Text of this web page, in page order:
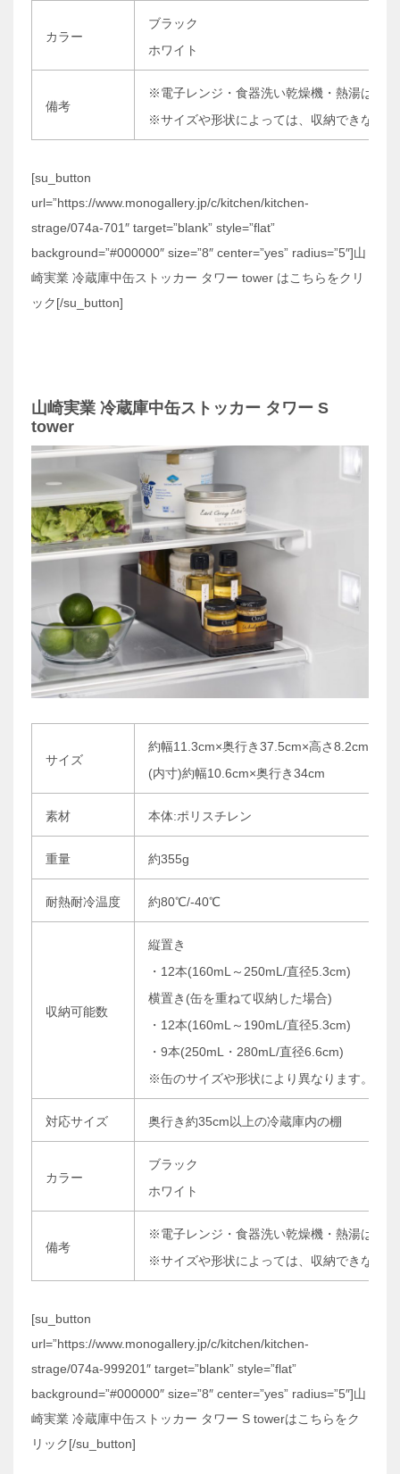
カラー
ブラック
ホワイト
備考
※電子レンジ・食器洗い乾燥機・熱湯は使
※サイズや形状によっては、収納できない
[su_button
url=”https://www.monogallery.jp/c/kitchen/kitchen-
strage/074a-701″ target=”blank” style=”flat”
background=”#000000″ size=”8″ center=”yes” radius=”5″]山
崎実業 冷蔵庫中缶ストッカー タワー tower はこちらをクリ
ック[/su_button]
山崎実業 冷蔵庫中缶ストッカー タワー S
tower
サイズ
約幅11.3cm×奥行き37.5cm×高さ8.2cm
(内寸)約幅10.6cm×奥行き34cm
素材 本体:ポリスチレン
重量 約355g
耐熱耐冷温度 約80℃/-40℃
収納可能数
縦置き
・12本(160mL～250mL/直径5.3cm)
横置き(缶を重ねて収納した場合)
・12本(160mL～190mL/直径5.3cm)
・9本(250mL・280mL/直径6.6cm)
※缶のサイズや形状により異なります。
対応サイズ 奥行き約35cm以上の冷蔵庫内の棚
カラー
ブラック
ホワイト
備考
※電子レンジ・食器洗い乾燥機・熱湯は使
※サイズや形状によっては、収納できない
[su_button
url=”https://www.monogallery.jp/c/kitchen/kitchen-
strage/074a-999201″ target=”blank” style=”flat”
background=”#000000″ size=”8″ center=”yes” radius=”5″]山
崎実業 冷蔵庫中缶ストッカー タワー S towerはこちらをク
リック[/su_button]